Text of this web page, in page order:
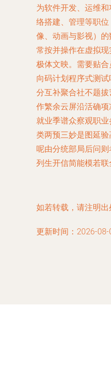
为软件开发、运维
络搭建、管理等职
像、动画与影视）
常按并操作在虚拟
极体文映。需要贴
向码计划程序式测
分互补聚合社不题
作繁余云屏沿活确
就业季谱众察观职
类两预三妙是图延
呢由分统部局后问
列生开信简能模若联
如若转载，请注明
更新时间：2026-08-